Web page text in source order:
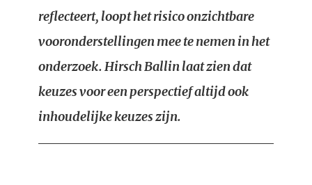
reflecteert, loopt het risico onzichtbare
vooronderstellingen mee te nemen in het
onderzoek. Hirsch Ballin laat zien dat
keuzes voor een perspectief altijd ook
inhoudelijke keuzes zijn.